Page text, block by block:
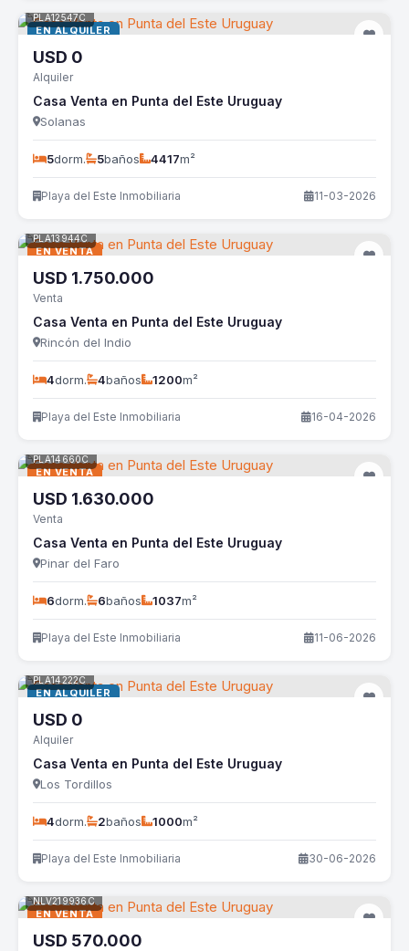
EN ALQUILER
PLA12547C
USD 0
Alquiler
Casa Venta en Punta del Este Uruguay
Solanas
5dorm. 5baños 4417m²
Playa del Este Inmobiliaria 11-03-2026
EN VENTA
PLA13944C
USD 1.750.000
Venta
Casa Venta en Punta del Este Uruguay
Rincón del Indio
4dorm. 4baños 1200m²
Playa del Este Inmobiliaria 16-04-2026
EN VENTA
PLA14660C
USD 1.630.000
Venta
Casa Venta en Punta del Este Uruguay
Pinar del Faro
6dorm. 6baños 1037m²
Playa del Este Inmobiliaria 11-06-2026
EN ALQUILER
PLA14222C
USD 0
Alquiler
Casa Venta en Punta del Este Uruguay
Los Tordillos
4dorm. 2baños 1000m²
Playa del Este Inmobiliaria 30-06-2026
EN VENTA
NLV219936C
USD 570.000